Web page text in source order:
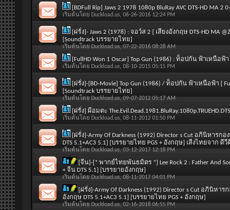
[BDFull Rip] Jaws 2 1978 1080p BluRay AVC DTS-HD MA 2
เริ่มต้นโดย Duckload.us, 06-26-2016 12:24 PM
[ฝรั่ง]- Jaws 2 (1978) : จอว์ส 2 [ เสียงอังกฤษ DTS-HD MA
[Soundtrack บรรยายไทย]
เริ่มต้นโดย Duckload.us, 07-22-2016 08:28 AM
[FullHD Won 1 Oscar] Top Gun (1986) : ท็อปกัน ฟ้าเหนือ
เริ่มต้นโดย Duckload.us, 08-10-2015 05:15 PM
[ฝรั่ง]-[BD-Movie] Top Gun (1986) / ท็อปกัน ฟ้าเหนือฟ้า [
[Soundtrack บรรยายไทย]
เริ่มต้นโดย Duckload.us, 09-07-2012 05:17 AM
[ฝรั่ง] ผีอมตะ
เริ่มต้นโดย Duckload.us, 08-11-2012 01:50 PM
[ฝรั่ง]-Army Of Darkness (1992) Director s Cut อภินิหารก
DTS 5.1+AC3 5.1] [บรรยายไทย PGS + อังกฤษ] เสีงไทยจาก
เริ่มต้นโดย Duckload.us, 03-12-2017 12:18 PM
[จีน]-[* พากย์ไทยพันธมิตร *] Lee Rock 2 : Father And
+ จีน DTS 5.1] [บรรยายอังกฤษ]
เริ่มต้นโดย Duckload.us, 08-11-2017 04:01 PM
[ฝรั่ง]-Army Of Darkness (1992) Director s Cut อภินิหาร
อังกฤษ DTS 5.1+AC3 5.1] [บรรยายไทย PGS + อังกฤษ]
เริ่มต้นโดย Duckload.us, 02-16-2018 06:55 PM